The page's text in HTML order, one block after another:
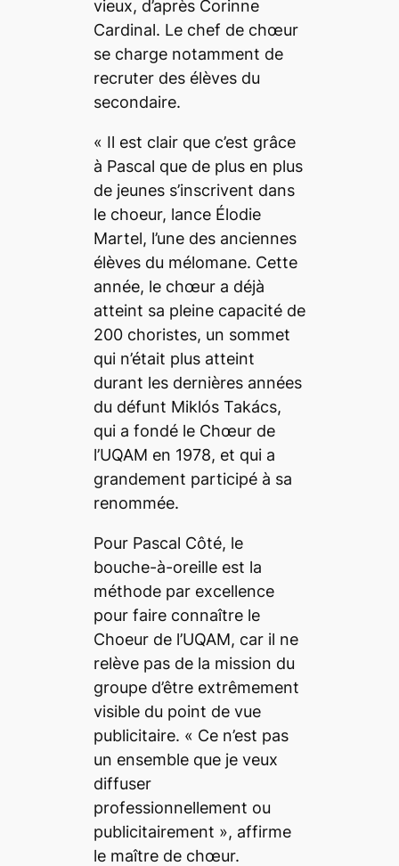
vieux, d’après Corinne
Cardinal. Le chef de chœur
se charge notamment de
recruter des élèves du
secondaire.
« Il est clair que c’est grâce
à Pascal que de plus en plus
de jeunes s’inscrivent dans
le choeur, lance Élodie
Martel, l’une des anciennes
élèves du mélomane. Cette
année, le chœur a déjà
atteint sa pleine capacité de
200 choristes, un sommet
qui n’était plus atteint
durant les dernières années
du défunt Miklós Takács,
qui a fondé le Chœur de
l’UQAM en 1978, et qui a
grandement participé à sa
renommée.
Pour Pascal Côté, le
bouche-à-oreille est la
méthode par excellence
pour faire connaître le
Choeur de l’UQAM, car il ne
relève pas de la mission du
groupe d’être extrêmement
visible du point de vue
publicitaire. « Ce n’est pas
un ensemble que je veux
diffuser
professionnellement ou
publicitairement », affirme
le maître de chœur.